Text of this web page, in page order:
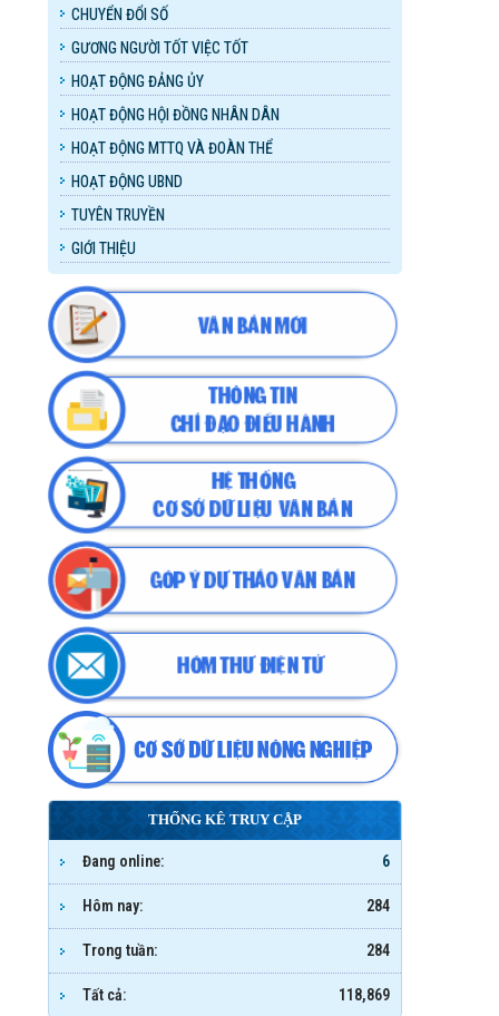
CHUYỂN ĐỔI SỐ
GƯƠNG NGƯỜI TỐT VIỆC TỐT
HOẠT ĐỘNG ĐẢNG ỦY
HOẠT ĐỘNG HỘI ĐỒNG NHÂN DÂN
HOẠT ĐỘNG MTTQ VÀ ĐOÀN THỂ
HOẠT ĐỘNG UBND
TUYÊN TRUYỀN
GIỚI THIỆU
THỐNG KÊ TRUY CẬP
Đang online: 6
Hôm nay: 284
Trong tuần: 284
Tất cả: 118,869